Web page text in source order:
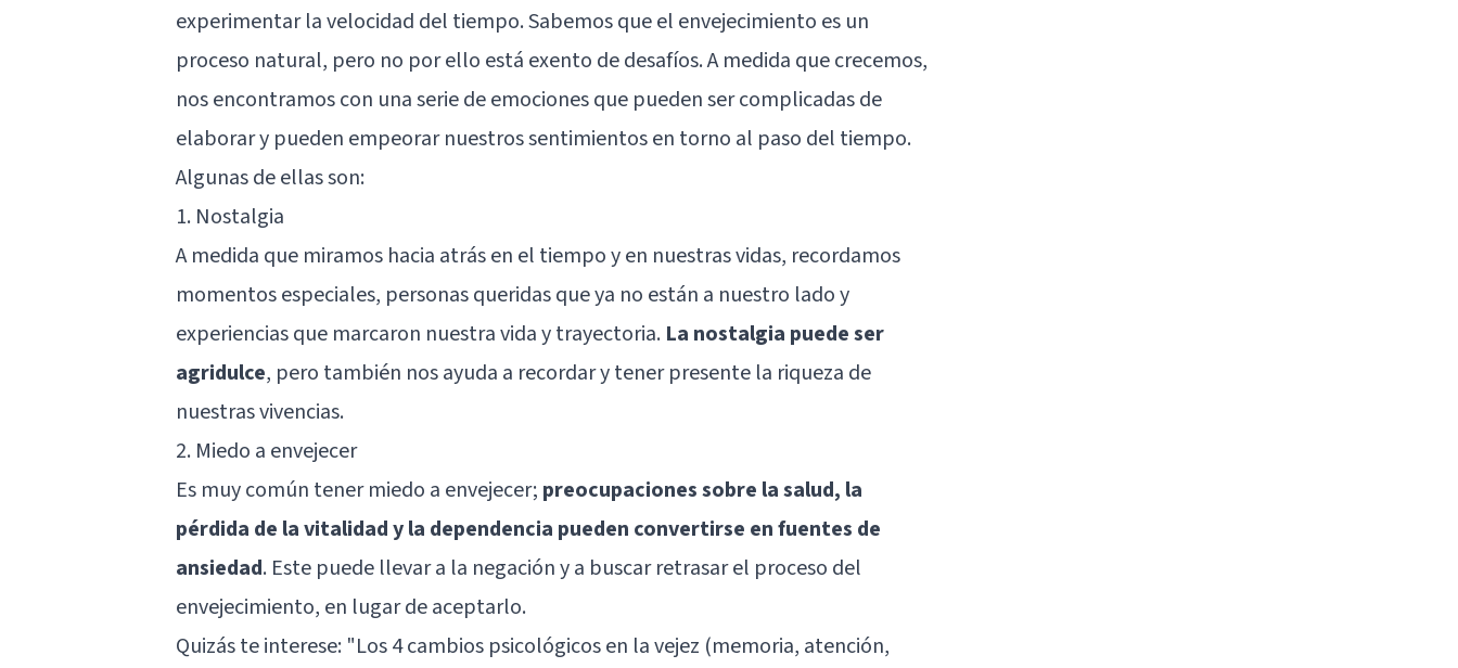
experimentar la velocidad del tiempo. Sabemos que el envejecimiento es un
proceso natural, pero no por ello está exento de desafíos. A medida que crecemos,
nos encontramos con una serie de emociones que pueden ser complicadas de
elaborar y pueden empeorar nuestros sentimientos en torno al paso del tiempo.
Algunas de ellas son:
1. Nostalgia
A medida que miramos hacia atrás en el tiempo y en nuestras vidas, recordamos
momentos especiales, personas queridas que ya no están a nuestro lado y
experiencias que marcaron nuestra vida y trayectoria. La nostalgia puede ser
agridulce, pero también nos ayuda a recordar y tener presente la riqueza de
nuestras vivencias.
2. Miedo a envejecer
Es muy común tener miedo a envejecer; preocupaciones sobre la salud, la
pérdida de la vitalidad y la dependencia pueden convertirse en fuentes de
ansiedad. Este puede llevar a la negación y a buscar retrasar el proceso del
envejecimiento, en lugar de aceptarlo.
Quizás te interese: "Los 4 cambios psicológicos en la vejez (memoria, atención,